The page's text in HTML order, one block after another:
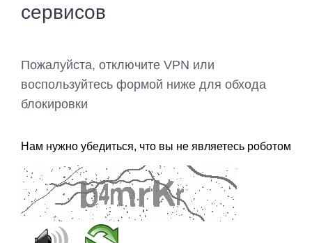
сервисов
Пожалуйста, отключите VPN или
воспользуйтесь формой ниже для обхода
блокировки
Нам нужно убедиться, что вы не являетесь роботом